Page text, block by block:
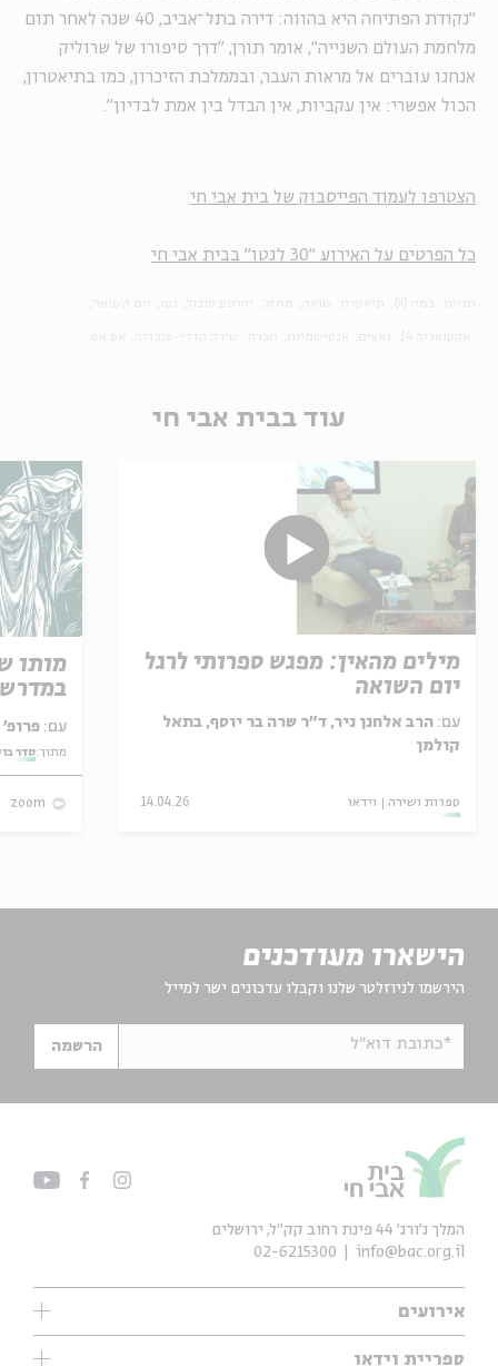
"נקודת הפתיחה היא בהווה: דירה בתל־אביב, 40 שנה לאחר תום
מלחמת העולם השנייה", אומר תורן, "דרך סיפורו של שרוליק
אנחנו עוברים אל מראות העבר, ובממלכת הזיכרון, כמו בתיאטרון,
הכול אפשרי: אין עקביות, אין הבדל בין אמת לבדיון".
הצטרפו לעמוד הפייסבוק של בית אבי חי
כל הפרטים על האירוע "30 לגטו" בבית אבי חי
עוד בבית אבי חי
מילים מהאין: מפגש ספרותי לרגל
יום השואה
עם: הרב אלחנן ניר, ד"ר שרה בר יוסף, בתאל
קולמן
ספרות ושירה וידאו 14.04.26
מותו
עם: פרופ' אביגדור שנאן
מתוך:סדר
zoom
הישארו מעודכנים
הירשמו לניוזלטר שלנו וקבלו עדכונים ישר למייל
*כתובת דוא"ל הרשמה
אירועים
ספריית וידאו
המלך ג'ורג' 44 פינת רחוב קק״ל, ירושלים
info@bac.org.il
02-6215300